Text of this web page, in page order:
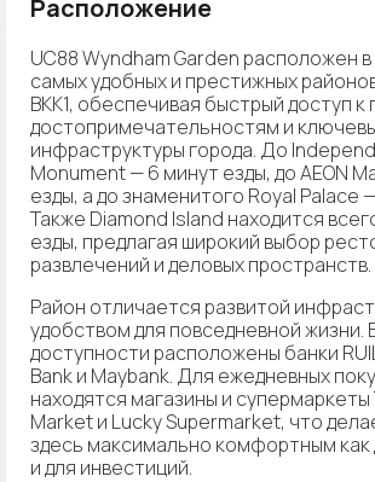
Расположение
UC88 Wyndham Garden расположен
самых удобных и престижных
BKK1, обеспечивая быстрый доступ к
достопримечательностям и
инфраструктуры города. До
Monument — 6 минут езды, до AEON
езды, а до знаменитого Royal Palace
Также Diamond Island находится
езды, предлагая широкий выбор
развлечений и деловых пространств.
Район отличается развитой
удобством для повседневной жизни.
доступности расположены банки
Bank и Maybank. Для ежедневных
находятся магазины и супермаркеты
Market и Lucky Supermarket, что
здесь максимально комфортным как
и для инвестиций.